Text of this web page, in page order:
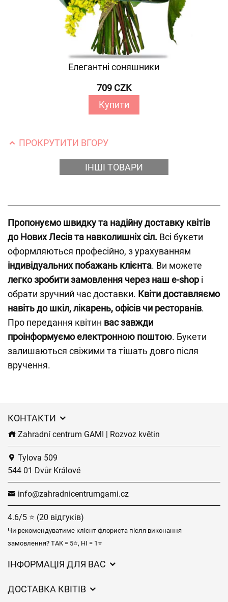
Елегантні соняшники
709 CZK
Купити
ПРОКРУТИТИ ВГОРУ
ІНШІ ТОВАРИ
Пропонуємо швидку та надійну доставку квітів
до Нових Лесів та навколишніх сіл. Всі букети
оформляються професійно, з урахуванням
індивідуальних побажань клієнта. Ви можете
легко зробити замовлення через наш e-shop і
обрати зручний час доставки. Квіти доставляємо
навіть до шкіл, лікарень, офісів чи ресторанів.
Про передання квітин вас завжди
проінформуємо електронною поштою. Букети
залишаються свіжими та тішать довго після
вручення.
КОНТАКТИ
Zahradní centrum GAMI | Rozvoz květin
Tylova 509
544 01 Dvůr Králové
info@zahradnicentrumgami.cz
4.6/5 ⭐ (20 відгуків)
Чи рекомендуватиме клієнт флориста після виконання
замовлення? ТАК = 5⭐, НІ = 1⭐
ІНФОРМАЦІЯ ДЛЯ ВАС
Захист персональних даних
ДОСТАВКА КВІТІВ